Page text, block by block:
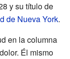
y su título de
de Nueva York.
en la columna
Él mismo